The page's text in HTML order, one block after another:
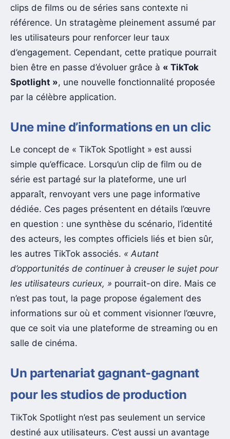
clips de films ou de séries sans contexte ni
référence. Un stratagème pleinement assumé par
les utilisateurs pour renforcer leur taux
d’engagement. Cependant, cette pratique pourrait
bien être en passe d’évoluer grâce à « TikTok
Spotlight », une nouvelle fonctionnalité proposée
par la célèbre application.
Une mine d’informations en un clic
Le concept de « TikTok Spotlight » est aussi
simple qu’efficace. Lorsqu’un clip de film ou de
série est partagé sur la plateforme, une url
apparaît, renvoyant vers une page informative
dédiée. Ces pages présentent en détails l’œuvre
en question : une synthèse du scénario, l’identité
des acteurs, les comptes officiels liés et bien sûr,
les autres TikTok associés. « Autant
d’opportunités de continuer à creuser le sujet pour
les utilisateurs curieux, » pourrait-on dire. Mais ce
n’est pas tout, la page propose également des
informations sur où et comment visionner l’œuvre,
que ce soit via une plateforme de streaming ou en
salle de cinéma.
Un partenariat gagnant-gagnant
pour les studios de production
TikTok Spotlight n’est pas seulement un service
destiné aux utilisateurs. C’est aussi un avantage